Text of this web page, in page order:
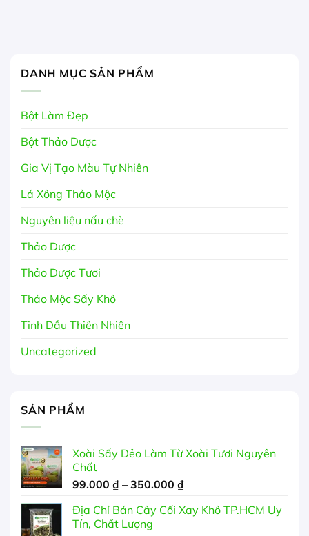
DANH MỤC SẢN PHẨM
Bột Làm Đẹp
Bột Thảo Dược
Gia Vị Tạo Màu Tự Nhiên
Lá Xông Thảo Mộc
Nguyên liệu nấu chè
Thảo Dược
Thảo Dược Tươi
Thảo Mộc Sấy Khô
Tinh Dầu Thiên Nhiên
Uncategorized
SẢN PHẨM
Xoài Sấy Dẻo Làm Từ Xoài Tươi Nguyên
Chất
99.000 ₫ – 350.000 ₫Khoảng
từ
Địa Chỉ Bán Cây Cối Xay Khô TP.HCM Uy
Tín, Chất Lượng